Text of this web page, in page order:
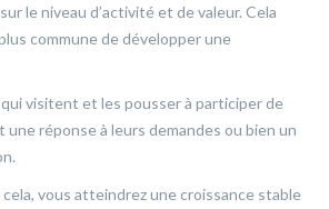
le niveau d’activité et de valeur. Cela
commune de développer une
visitent et les pousser à participer de
réponse à leurs demandes ou bien un
vous atteindrez une croissance stable